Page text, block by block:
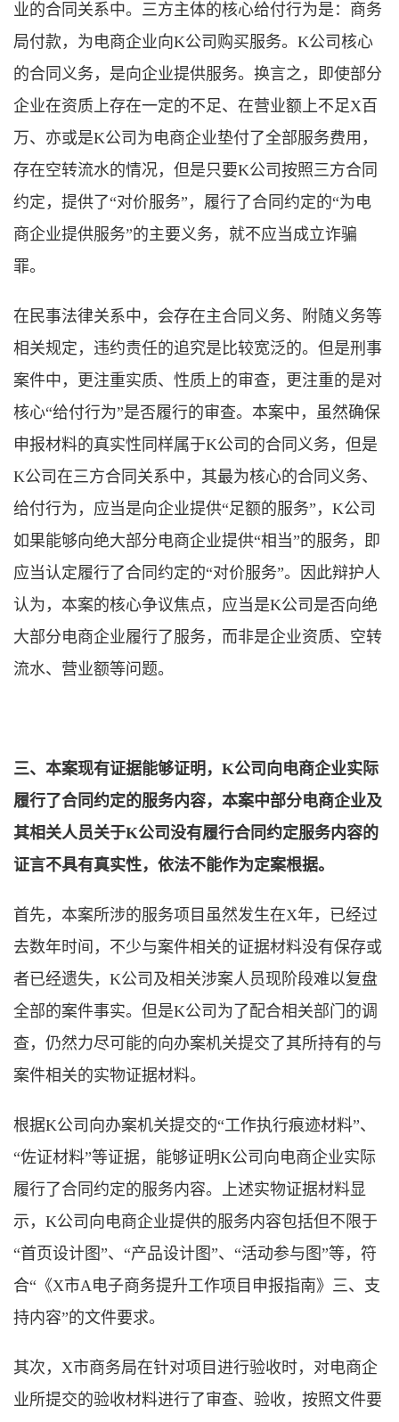
业的合同关系中。三方主体的核心给付行为是：商务
局付款，为电商企业向K公司购买服务。K公司核心
的合同义务，是向企业提供服务。换言之，即使部分
企业在资质上存在一定的不足、在营业额上不足X百
万、亦或是K公司为电商企业垫付了全部服务费用，
存在空转流水的情况，但是只要K公司按照三方合同
约定，提供了“对价服务”，履行了合同约定的“为电
商企业提供服务”的主要义务，就不应当成立诈骗
罪。
在民事法律关系中，会存在主合同义务、附随义务等
相关规定，违约责任的追究是比较宽泛的。但是刑事
案件中，更注重实质、性质上的审查，更注重的是对
核心“给付行为”是否履行的审查。本案中，虽然确保
申报材料的真实性同样属于K公司的合同义务，但是
K公司在三方合同关系中，其最为核心的合同义务、
给付行为，应当是向企业提供“足额的服务”，K公司
如果能够向绝大部分电商企业提供“相当”的服务，即
应当认定履行了合同约定的“对价服务”。因此辩护人
认为，本案的核心争议焦点，应当是K公司是否向绝
大部分电商企业履行了服务，而非是企业资质、空转
流水、营业额等问题。
三、本案现有证据能够证明，K公司向电商企业实际
履行了合同约定的服务内容，本案中部分电商企业及
其相关人员关于K公司没有履行合同约定服务内容的
证言不具有真实性，依法不能作为定案根据。
首先，本案所涉的服务项目虽然发生在X年，已经过
去数年时间，不少与案件相关的证据材料没有保存或
者已经遗失，K公司及相关涉案人员现阶段难以复盘
全部的案件事实。但是K公司为了配合相关部门的调
查，仍然力尽可能的向办案机关提交了其所持有的与
案件相关的实物证据材料。
根据K公司向办案机关提交的“工作执行痕迹材料”、
“佐证材料”等证据，能够证明K公司向电商企业实际
履行了合同约定的服务内容。上述实物证据材料显
示，K公司向电商企业提供的服务内容包括但不限于
“首页设计图”、“产品设计图”、“活动参与图”等，符
合“《X市A电子商务提升工作项目申报指南》三、支
持内容”的文件要求。
其次，X市商务局在针对项目进行验收时，对电商企
业所提交的验收材料进行了审查、验收，按照文件要